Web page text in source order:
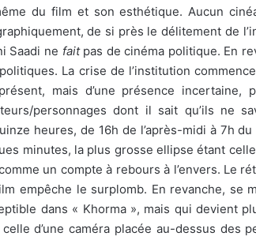
du film et son esthétique. Aucun
de si près le délitement de
Saadi ne faitpas de cinéma politique. En
La crise de l’institution
mais d’une présence incertaine,
personnages dont il sait qu’ils ne
heures, de 16h de l’après-midi à 7h
minutes, la plus grosse ellipse étant
un compte à rebours à l’envers. Le
empêche le surplomb. En revanche, se
dans « Khorma », mais qui devient
d’une caméra placée au-dessus des